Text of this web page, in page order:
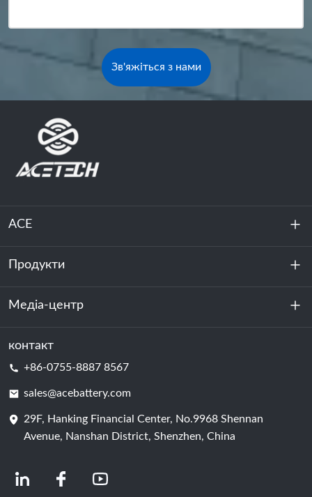
Зв'яжіться з нами
ACE
Про нас
Стійкість
Продукти
Зберігання енергії
Центр обробки даних та серверна кімната
Елемент батареї
Медіа-центр
Новини
контакт
+86-0755-8887 8567
sales@acebattery.com
29F, Hanking Financial Center, No.9968 Shennan
Avenue, Nanshan District, Shenzhen, China